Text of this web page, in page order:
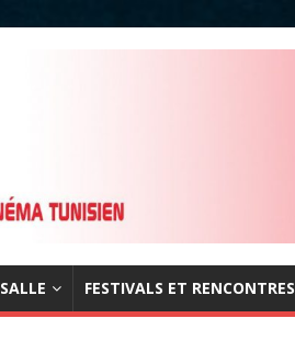
FESTIVALS ET RENCONTRES